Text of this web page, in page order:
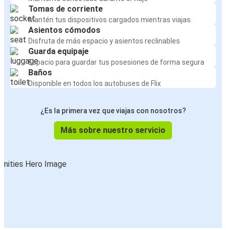
Tomas de corriente
Mantén tus dispositivos cargados mientras viajas
Asientos cómodos
Disfruta de más espacio y asientos reclinables
Guarda equipaje
Espacio para guardar tus posesiones de forma segura
Baños
Disponible en todos los autobuses de Flix
¿Es la primera vez que viajas con nosotros?
Más sobre nuestro servicio